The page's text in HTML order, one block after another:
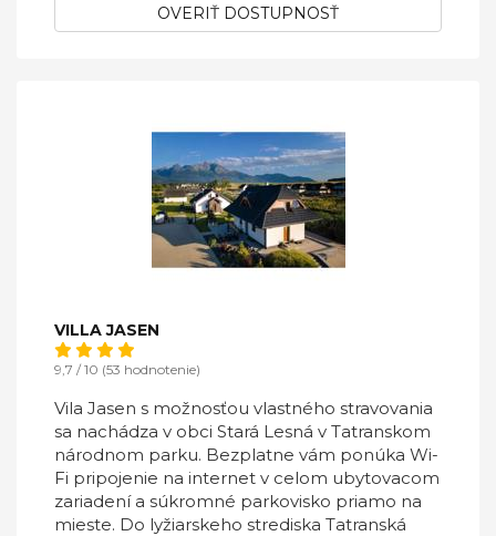
OVERIŤ DOSTUPNOSŤ
VILLA JASEN
9,7 / 10 (53 hodnotenie)
Vila Jasen s možnosťou vlastného stravovania
sa nachádza v obci Stará Lesná v Tatranskom
národnom parku. Bezplatne vám ponúka Wi-
Fi pripojenie na internet v celom ubytovacom
zariadení a súkromné parkovisko priamo na
mieste. Do lyžiarskeho strediska Tatranská